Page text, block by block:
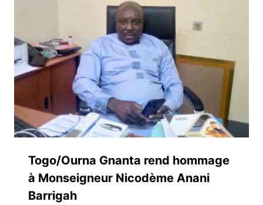
Togo/Ourna Gnanta rend hommage
à Monseigneur Nicodème Anani
Barrigah